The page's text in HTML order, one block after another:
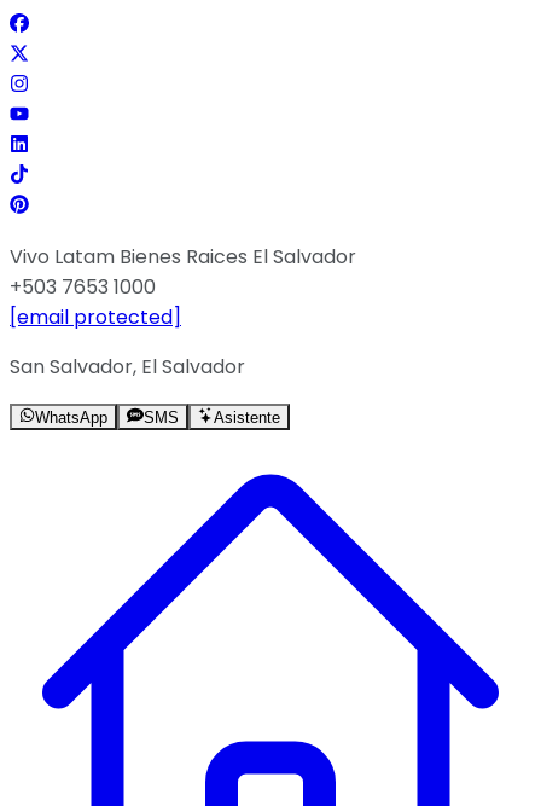
Vivo Latam Bienes Raices El Salvador
+503 7653 1000
[email protected]
San Salvador, El Salvador
WhatsApp SMS Asistente